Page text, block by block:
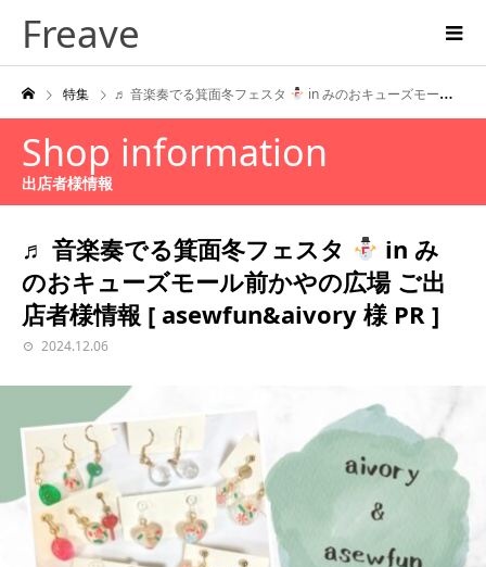
Freave
特集 ♬ 音楽奏でる箕面冬フェスタ in みのおキューズモール前かやの広場 ご出店者様情報 [ asewfun&aivory 様 PR ]
Shop information
出店者様情報
♬ 音楽奏でる箕面冬フェスタ
in み
のおキューズモール前かやの広場 ご出
店者様情報 [ asewfun&aivory 様 PR ]
2024.12.06